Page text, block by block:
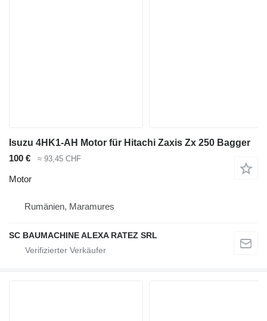
Isuzu 4HK1-AH Motor für Hitachi Zaxis Zx 250 Bagger
100 €
≈ 93,45 CHF
Motor
Rumänien, Maramures
SC BAUMACHINE ALEXA RATEZ SRL